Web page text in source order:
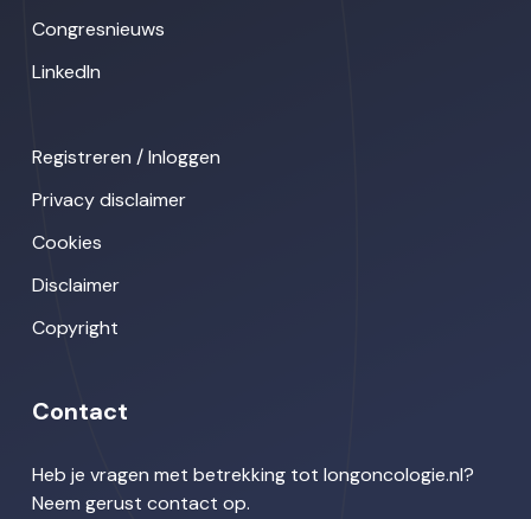
Congresnieuws
LinkedIn
Registreren / Inloggen
Privacy disclaimer
Cookies
Disclaimer
Copyright
Contact
Heb je vragen met betrekking tot longoncologie.nl?
Neem gerust contact op.